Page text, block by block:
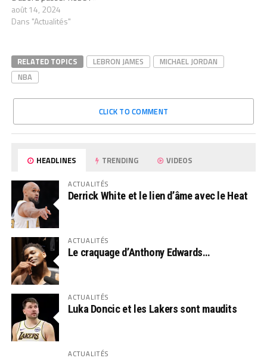
août 14, 2024
Dans "Actualités"
RELATED TOPICS LEBRON JAMES
MICHAEL JORDAN
NBA
CLICK TO COMMENT
HEADLINES TRENDING VIDEOS
ACTUALITÉS
Derrick White et le lien d’âme avec le Heat
ACTUALITÉS
Le craquage d’Anthony Edwards…
ACTUALITÉS
Luka Doncic et les Lakers sont maudits
ACTUALITÉS